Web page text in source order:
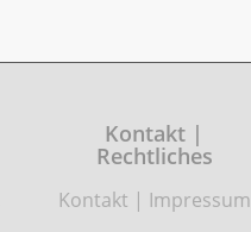
Kontakt |
Rechtliches
Kontakt | Impressum